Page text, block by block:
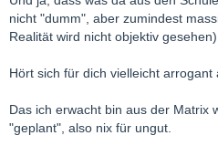
nicht "dumm", aber zumindest
Realität wird nicht objektiv gesehen)
Hört sich für dich vielleicht arrogant
Das ich erwacht bin aus der Matrix
"geplant", also nix für ungut.